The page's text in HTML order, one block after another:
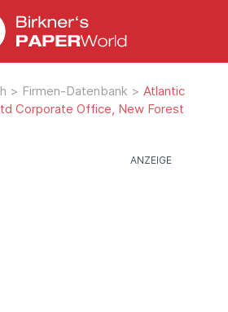
> Firmen-Datenbank > Atlantic
Corporate Office, New Forest